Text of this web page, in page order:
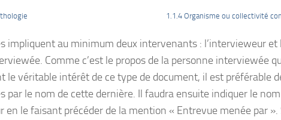
1.1.4 Organisme ou collectivité
impliquent au minimum deux intervenants : l’intervieweur et
Comme c’est le propos de la personne interviewée
le véritable intérêt de ce type de document, il est préférable
par le nom de cette dernière. Il faudra ensuite indiquer le
en le faisant précéder de la mention « Entrevue menée par ».